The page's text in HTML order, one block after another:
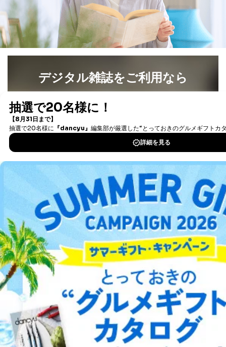
は、本人に遅滞無くその旨を通知するとともに、理由を
説明させていただきます。
①利用目的を本人に通知し、又は公表することによって
本人又は第三者の生命、身体、財産その他の権利利益を
害するおそれがある場合
②利用目的を本人に通知し、又は公表することによって
場合
③国の機関又は地方公共団体が法令の定める事務を遂行
用目的を本人に通知し、又は公表することによって当該
事務の遂行に支障を及ぼすおそれがあるとき
④開示対象個人情報の利用目的が明らかな場合
開示対象個人情報については、保有個人データの本人ま
（内容の訂正、追加または削除）、利用停止等（「利用
の停止または消去」「第三者への提供の停止」）の求め
に対応させていただいております。 当社顧客の皆様の
個人情報は「マイページ」にログインしていただくこと
で、訂正、追加、変更を行っていただくことが出来ま
す。マイページをご利用いただけない方、その他の方に
つきましては、下記Aをご覧ください。 また、ご登録い
ただいた個人情報のうち、市町村などの名称および郵便
番号、金融機関の名称あるいはクレジットカードの有効
期限など、商品のお届けやご請求を行う上で支障がある
情報に変更があった場合には、当社が登録情報を変更さ
せていただく場合があります。
A.開示等の求めの申し出先、提出していただく書面等
開示等の求めは、電話又は電子メールにて下記までお申
し付けください。開示等の求めに際して提出していただ
く書面等については、その際にご案内いたします。
■電話による場合
TEL:0570-200-223
デジタル雑誌をご利用なら
書籍）が無料で読み放題！
DOWNLOAD FOR IOS
DOWNLOAD FOR ANDROID
ご利用方法はこちら
総合案内
アフィリエイト 採用情報
プレスリリース お問い合わせ
利用規約プライバシーポリシー 特定商取引法に基づく表示
出版社の皆様へ
投資家の皆様へサイトマップ